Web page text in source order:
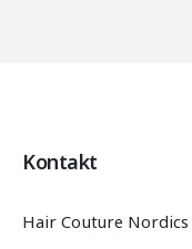
Kontakt
Hair Couture Nordics